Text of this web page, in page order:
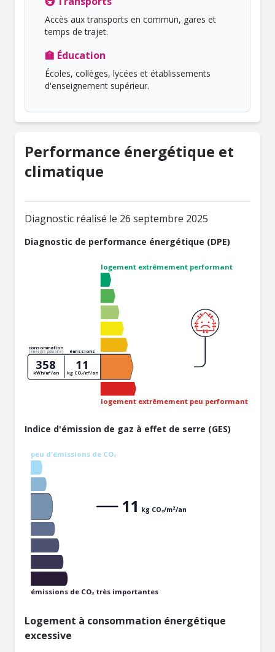
Accès aux transports en commun, gares et
temps de trajet.
🏫 Éducation
Écoles, collèges, lycées et établissements
d'enseignement supérieur.
Performance énergétique et
climatique
Diagnostic réalisé le 26 septembre 2025
Diagnostic de performance énergétique (DPE)
logement extrêmement performant
logement extrêmement peu performant
consommation
(énergie primaire) émissions
358
kWh/m²/an
11
kg CO₂/m²/an
Indice d'émission de gaz à effet de serre (GES)
peu d'émissions de CO₂
émissions de CO₂ très importantes
11 kg CO₂/m²/an
Logement à consommation énergétique
excessive